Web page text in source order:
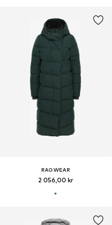
RAGWEAR
2 056,00 kr